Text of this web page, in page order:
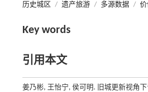
历史城区 / 遗产旅游 / 多源数据 /
Key words
引用本文
姜乃彬, 王怡宁, 侯可明. 旧城更新视角